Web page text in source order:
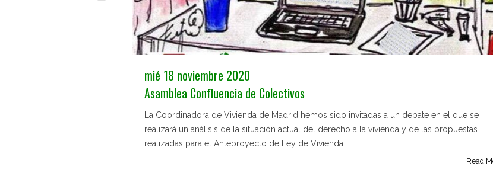
mié 18 noviembre 2020
Asamblea Confluencia de Colectivos
La Coordinadora de Vivienda de Madrid hemos sido invitadas a un debate en el que se
realizará un análisis de la situación actual del derecho a la vivienda y de las propuestas
realizadas para el Anteproyecto de Ley de Vivienda.
Read